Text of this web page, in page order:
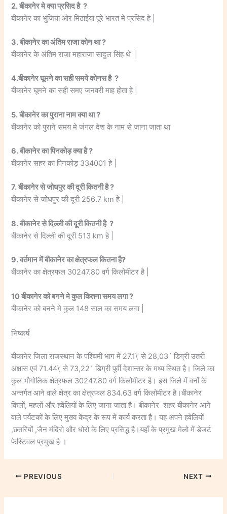
2. बीकानेर मे क्या प्रसिद है ?
बीकानेर का भुजिया ओर मिठाईया पूरे भारत मे प्रसिद हे |
3. बीकानेर का अंतिम राजा कोन था ?
बीकानेर के अंतिम राजा महाराजा सादुल सिंह थे |
4.बीकानेर घूमने का सही समये कोनस है ?
बीकानेर घूमने का सही समए जनवरी माह होता हे |
5. बीकानेर का पुराना नाम क्या था ?
बीकानेर को पुराने समय मे जंगल देश के नाम से जाना जाता था
6. बीकानेर का पिनकोड़ क्या है ?
बीकानेर सहर का पिनकोड़ 334001 हे |
7. बीकानेर से जोधपुर की दूरी कितनी है ?
बीकानेर से जोधपुर की दूरी 256.7 km हे |
8. बीकानेर से दिल्ली की दूरी कितनी है ?
बीकानेर से दिल्ली की दूरी 513 km हे |
9. वर्तमान में बीकानेर का क्षेत्रफल कितना है?
बीकानेर का क्षेत्रफल 30247.80 वर्ग किलोमीटर है |
10 बीकानेर को बनने मे कुल कितना समय लगा ?
बीकानेर को बनने मे कुल 148 साल का समय लगा |
निष्कर्ष
बीकानेर जिला राजस्थान के पश्चिमी भाग में 27.1\’ से 28,03´ डिग्री उतरी
अक्षास एवं 71.44\’ से 73,22´ डिग्री पूर्वी देशान्तर के मध्य स्थित है। जिले का
कुल भौगोलिक क्षेत्रफल 30247.80 वर्ग किलोमीटर है। इस जिले में वनों के
अन्तर्गत आने वाले क्षेत्र का क्षेत्रफल 834.63 वर्ग किलोमीटर है।बीकानेर
किलों, महलों और हवेलियों के लिए जाना जाता है। बीकानेर शहर बीकानेर आने
वाले पर्यटकों के लिए मुख्य केंद्र के रूप में कार्य करता है। यह अपने हवेलियों
,छतरियों ,जैन मंदिरो और धोरो के लिए प्रसिद्ध है।यहाँ के प्रमुख मेलो में डेजर्ट
फेस्टिवल प्रमुख है ।
PREVIOUS NEXT